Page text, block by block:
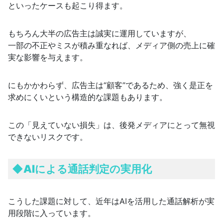
といったケースも起こり得ます。
もちろん大半の広告主は誠実に運用していますが、
一部の不正やミスが積み重なれば、メディア側の売上に確
実な影響を与えます。
にもかかわらず、広告主は“顧客”であるため、強く是正を
求めにくいという構造的な課題もあります。
この「見えていない損失」は、後発メディアにとって無視
できないリスクです。
◆AIによる通話判定の実用化
こうした課題に対して、近年はAIを活用した通話解析が実
用段階に入っています。